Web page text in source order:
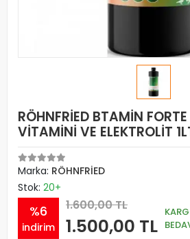
RÖHNFRİED BTAMİN
VİTAMİNİ VE ELEKTROLİT
Marka: RÖHNFRİED
Stok: 20+
%6
indirim
1.600,00 TL
1.500,00 TL